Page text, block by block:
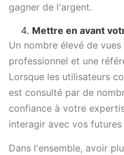
gagner de l'argent.
Mettre en avant
Un nombre élevé de
professionnel et une
Lorsque les utilisateurs
est consulté par de
confiance à votre
interagir avec vos
Dans l'ensemble, avoir